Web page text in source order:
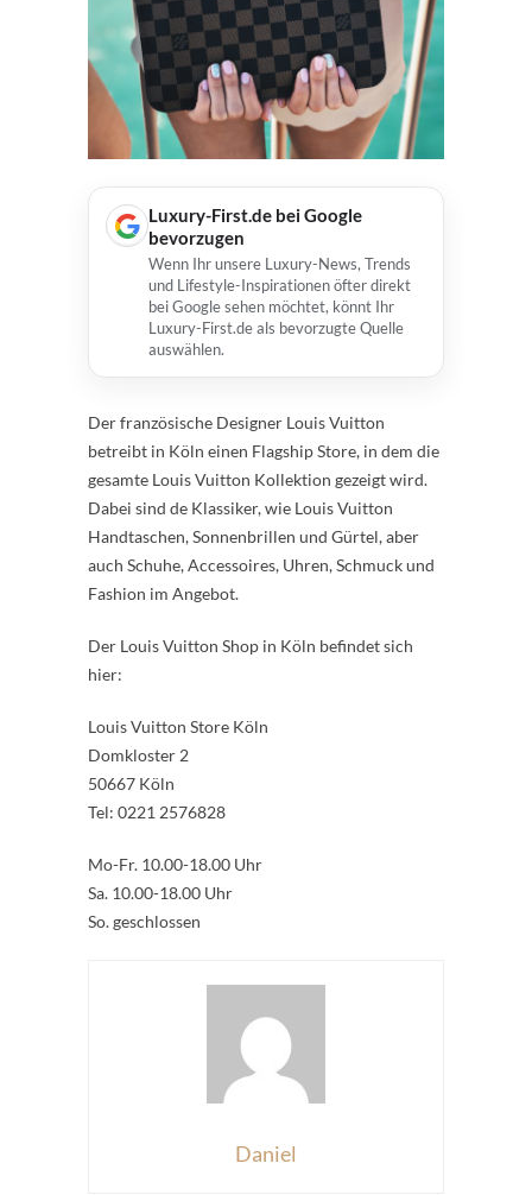
Luxury-First.de bei Google
bevorzugen
Wenn Ihr unsere Luxury-News, Trends
und Lifestyle-Inspirationen öfter direkt
bei Google sehen möchtet, könnt Ihr
Luxury-First.de als bevorzugte Quelle
auswählen.
Der französische Designer Louis Vuitton
betreibt in Köln einen Flagship Store, in dem die
gesamte Louis Vuitton Kollektion gezeigt wird.
Dabei sind de Klassiker, wie Louis Vuitton
Handtaschen, Sonnenbrillen und Gürtel, aber
auch Schuhe, Accessoires, Uhren, Schmuck und
Fashion im Angebot.
Der Louis Vuitton Shop in Köln befindet sich
hier:
Louis Vuitton Store Köln
Domkloster 2
50667 Köln
Tel: 0221 2576828‎
Mo-Fr. 10.00-18.00 Uhr
Sa. 10.00-18.00 Uhr
So. geschlossen
Daniel